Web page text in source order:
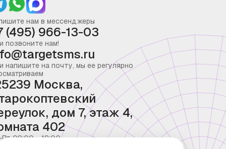
нам в мессенджеры
(495) 966-13-03
позвоните нам!
напишите на почту, мы ее регулярно
Москва,
дом 7, этаж 4,
402
09:00 - 19:00